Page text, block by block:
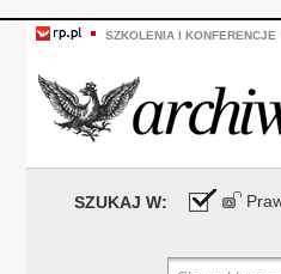
SZKOLENIA I KONFERENCJE
SZUKAJ W: